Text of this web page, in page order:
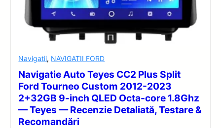
Navigatii, NAVIGATII FORD
Navigatie Auto Teyes CC2 Plus Split
Ford Tourneo Custom 2012-2023
2+32GB 9-inch QLED Octa-core 1.8Ghz
— Teyes — Recenzie Detaliată, Testare &
Recomandări